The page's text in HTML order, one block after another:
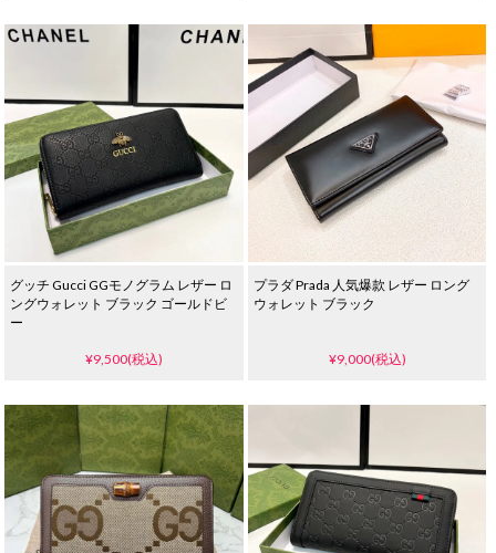
グッチ Gucci GGモノグラム レザー ロ
ングウォレット ブラック ゴールドビ
ー
¥9,500(税込)
プラダ Prada 人気爆款 レザー ロング
ウォレット ブラック
¥9,000(税込)